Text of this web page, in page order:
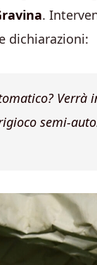
.
dichiarazioni:
Verrà
semi-